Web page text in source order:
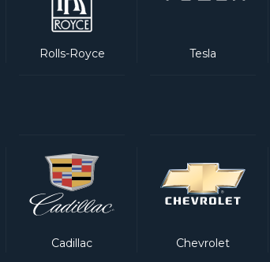
Rolls-Royce Tesla
Chevrolet
Cadillac